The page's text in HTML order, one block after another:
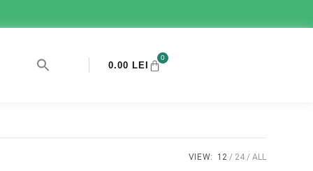
0.00 LEI
0
VIEW: 12 24 ALL